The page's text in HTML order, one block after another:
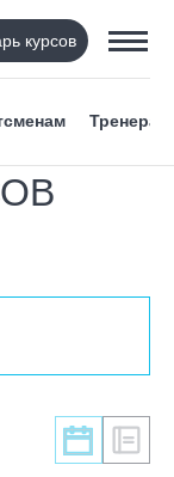
курсов
Тренерам